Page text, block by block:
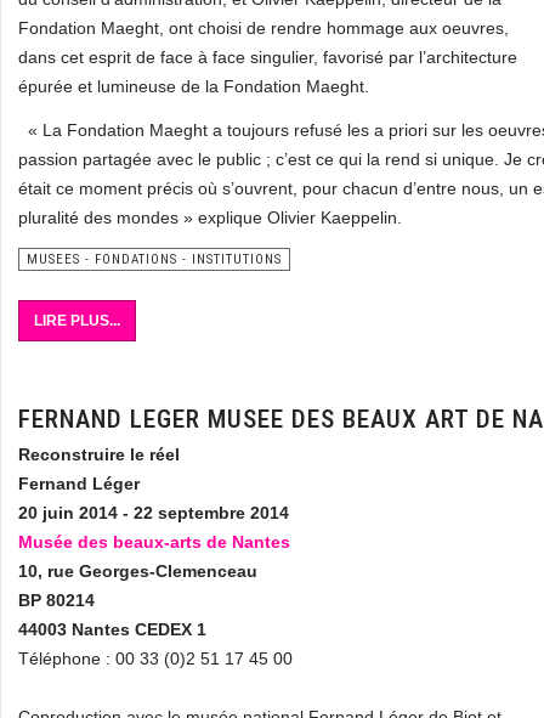
Fondation Maeght, ont choisi de rendre hommage aux oeuvres,
dans cet esprit de face à face singulier, favorisé par l’architecture
épurée et lumineuse de la Fondation Maeght.
« La Fondation Maeght a toujours refusé les a priori sur les
passion partagée avec le public ; c’est ce qui la rend si unique. Je
était ce moment précis où s’ouvrent, pour chacun d’entre nous,
pluralité des mondes » explique Olivier Kaeppelin.
MUSEES - FONDATIONS - INSTITUTIONS
LIRE PLUS...
FERNAND LEGER MUSEE DES BEAUX ART DE
Reconstruire le réel
Fernand Léger
20 juin 2014 - 22 septembre 2014
Musée des beaux-arts de Nantes
10, rue Georges-Clemenceau
BP 80214
44003 Nantes CEDEX 1
Téléphone : 00 33 (0)2 51 17 45 00